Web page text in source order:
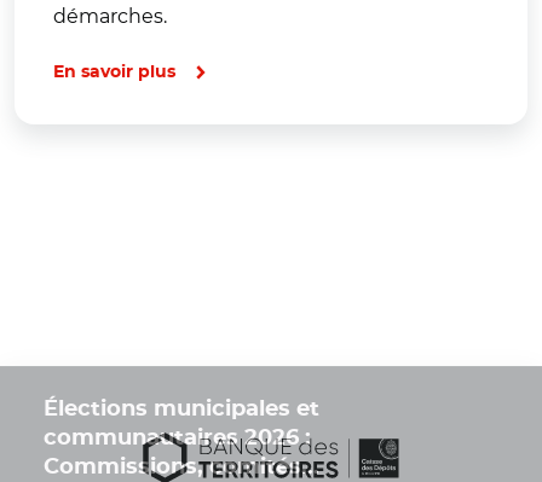
démarches.
En savoir plus
Élections municipales et
communautaires 2026 :
Commissions, comités...